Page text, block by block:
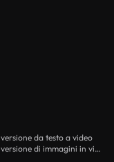
da testo a video
Flussi di lavoro di intelligenza artificiale per la conversione di immagini in video